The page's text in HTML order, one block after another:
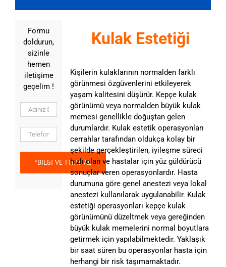
Formu
doldurun,
sizinle
hemen
iletişime
geçelim !
Kulak Estetiği
Kişilerin kulaklarının normalden farklı
görünmesi özgüvenlerini etkileyerek
yaşam kalitesini düşürür. Kepçe kulak
görünümü veya normalden büyük kulak
memesi genellikle doğuştan gelen
durumlardır. Kulak estetik operasyonları
cerrahlar tarafından oldukça kolay bir
şekilde gerçekleştirilen, iyileşme süreci
hızlı olan ve hastalar için yüz güldürücü
sonuçlar veren operasyonlardır. Hasta
durumuna göre genel anestezi veya lokal
anestezi kullanılarak uygulanabilir. Kulak
estetiği operasyonları kepçe kulak
görünümünü düzeltmek veya gereğinden
büyük kulak memelerini normal boyutlara
getirmek için yapılabilmektedir. Yaklaşık
bir saat süren bu operasyonlar hasta için
herhangi bir risk taşımamaktadır.